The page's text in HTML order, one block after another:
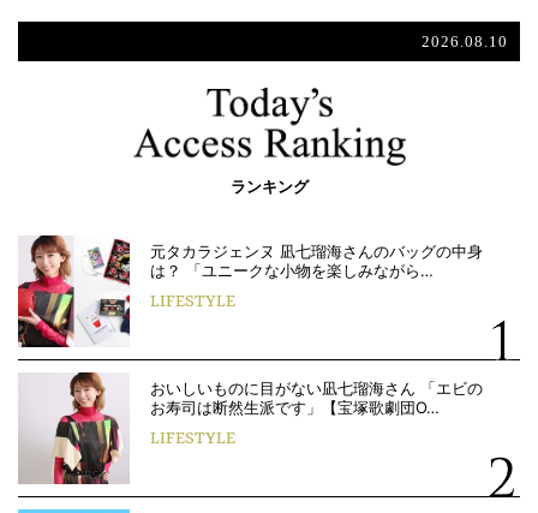
2026.08.10
ランキング
元タカラジェンヌ 凪七瑠海さんのバッグの中身
は？ 「ユニークな小物を楽しみながら…
LIFESTYLE
おいしいものに目がない凪七瑠海さん 「エビの
お寿司は断然生派です」【宝塚歌劇団O…
LIFESTYLE